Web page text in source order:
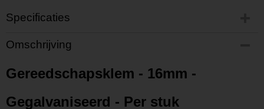
Specificaties
Productcode
P202208300918
L202208300918
Omschrijving
Gereedschapsklem - 16mm -
Gegalvaniseerd - Per stuk